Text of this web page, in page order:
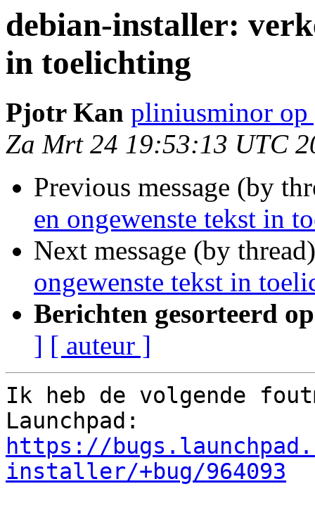
debian-installer:
in toelichting
Pjotr Kan pliniusminor op
Za Mrt 24 19:53:13 UTC
Previous message (by
en ongewenste tekst in
Next message (by
ongewenste tekst in
Berichten gesorteerd
] [ auteur ]
Ik heb de volgende
https://
installer/+bug/964093